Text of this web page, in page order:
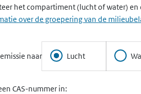
het compartiment (lucht of water)
over de groepering van de
naar Lucht
CAS-nummer in: